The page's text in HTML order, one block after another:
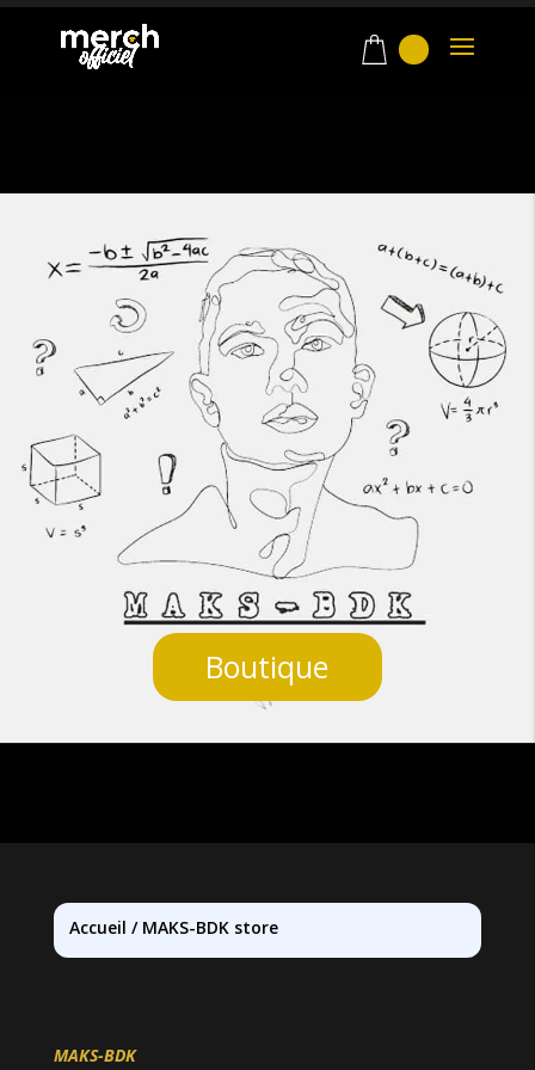
Boutique
Accueil / MAKS-BDK store
MAKS-BDK